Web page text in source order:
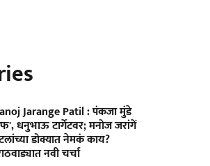
Jarange Patil : पंकजा मुंडे
धनुभाऊ टार्गेटवर; मनोज जरांगें
डोक्यात नेमकं काय?
नवी चर्चा